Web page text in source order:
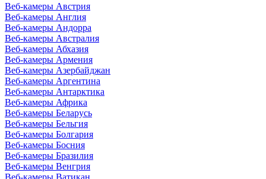
Веб-камеры Австрия
Веб-камеры Англия
Веб-камеры Андорра
Веб-камеры Австралия
Веб-камеры Абхазия
Веб-камеры Армения
Веб-камеры Азербайджан
Веб-камеры Аргентина
Веб-камеры Антарктика
Веб-камеры Африка
Веб-камеры Беларусь
Веб-камеры Бельгия
Веб-камеры Болгария
Веб-камеры Босния
Веб-камеры Бразилия
Веб-камеры Венгрия
Веб-камеры Ватикан